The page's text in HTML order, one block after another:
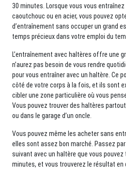
30 minutes. Lorsque vous vous
caoutchouc ou en acier, vous pouvez
d’entraînement sans occuper un grand
temps précieux dans votre emploi du
L’entraînement avec haltères offre une
n’aurez pas besoin de vous rendre
pour vous entraîner avec un haltère. Ce
côté de votre corps à la fois, et ils sont
cibler une zone particulière où vous
Vous pouvez trouver des haltères
ou dans le garage d’un oncle.
Vous pouvez même les acheter sans
elles sont assez bon marché. Passez
suivant avec un haltère que vous
minutes, et vous trouverez le résultat en